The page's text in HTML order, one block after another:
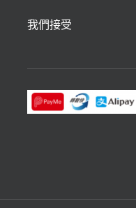
我們接受